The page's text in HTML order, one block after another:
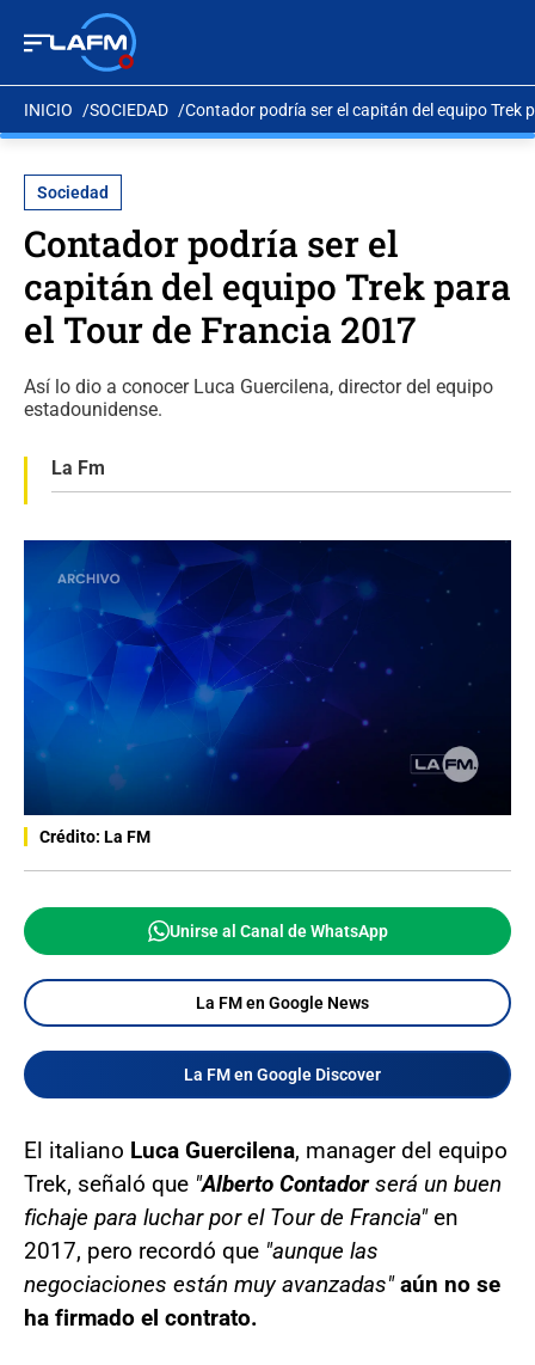
INICIO SOCIEDAD Contador podría ser el capitán del equipo Trek
Sociedad
Contador podría ser el
capitán del equipo Trek para
el Tour de Francia 2017
Así lo dio a conocer Luca Guercilena, director del equipo
estadounidense.
La Fm
Crédito: La FM
Unirse al Canal de WhatsApp
La FM en Google News
La FM en Google Discover
El italiano Luca Guercilena, manager del equipo
Trek, señaló que "Alberto Contadorserá un buen
fichaje para luchar por el Tour de Francia"en
2017, pero recordó que "aunque las
negociaciones están muy avanzadas" aún no se
ha firmado el contrato.